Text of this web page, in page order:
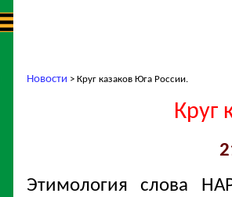
Новости > Круг казаков Юга России.
Круг
Этимология слова